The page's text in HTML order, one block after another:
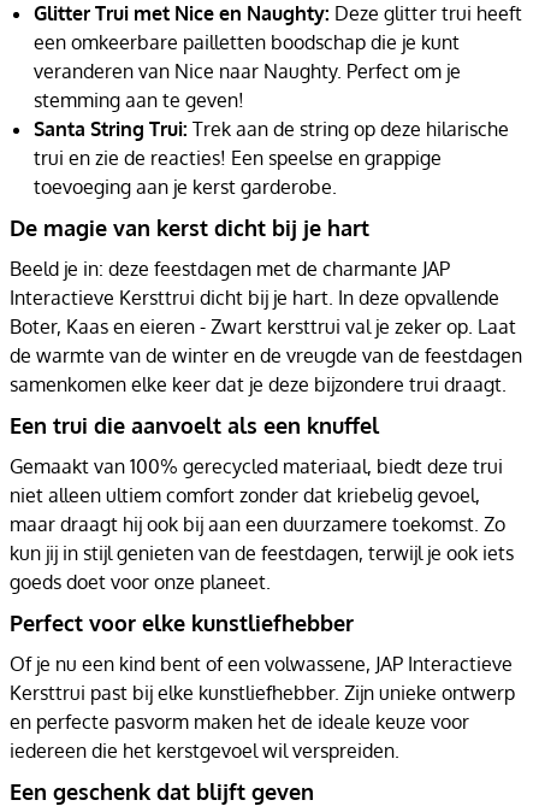
Glitter Trui met Nice en Naughty: Deze glitter trui heeft
een omkeerbare pailletten boodschap die je kunt
veranderen van Nice naar Naughty. Perfect om je
stemming aan te geven!
Santa String Trui: Trek aan de string op deze hilarische
trui en zie de reacties! Een speelse en grappige
toevoeging aan je kerst garderobe.
De magie van kerst dicht bij je hart
Beeld je in: deze feestdagen met de charmante JAP
Interactieve Kersttrui dicht bij je hart. In deze opvallende
Boter, Kaas en eieren - Zwart kersttrui val je zeker op. Laat
de warmte van de winter en de vreugde van de feestdagen
samenkomen elke keer dat je deze bijzondere trui draagt.
Een trui die aanvoelt als een knuffel
Gemaakt van 100% gerecycled materiaal, biedt deze trui
niet alleen ultiem comfort zonder dat kriebelig gevoel,
maar draagt hij ook bij aan een duurzamere toekomst. Zo
kun jij in stijl genieten van de feestdagen, terwijl je ook iets
goeds doet voor onze planeet.
Perfect voor elke kunstliefhebber
Of je nu een kind bent of een volwassene, JAP Interactieve
Kersttrui past bij elke kunstliefhebber. Zijn unieke ontwerp
en perfecte pasvorm maken het de ideale keuze voor
iedereen die het kerstgevoel wil verspreiden.
Een geschenk dat blijft geven